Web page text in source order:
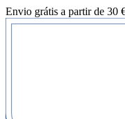
Envio grátis a partir de 30